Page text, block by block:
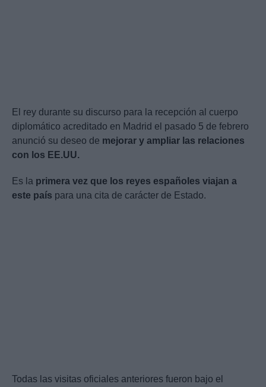
El rey durante su discurso para la recepción al cuerpo
diplomático acreditado en Madrid el pasado 5 de febrero
anunció su deseo de mejorar y ampliar las relaciones
con los EE.UU.
Es la primera vez que los reyes españoles viajan a
este país para una cita de carácter de Estado.
Todas las visitas oficiales anteriores fueron bajo el